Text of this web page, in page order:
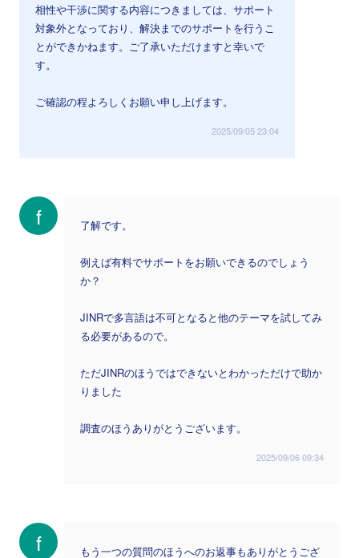
相性や干渉に関する内容につきましては、サポート
対象外となっており、解決までのサポートを行うこ
とができかねます。ご了承いただけますと幸いで
す。
ご確認の程よろしくお願い申し上げます。
2025/09/05 23:04
f 了解です。
例えば有料でサポートをお願いできるのでしょう
か？
JINRで多言語は不可となると他のテーマを試してみ
る必要があるので。
ただJINRのほうではできないとわかっただけで助か
りました
調査のほうありがとうございます。
2025/09/06 09:34
f もう一つの質問のほうへのお返事もありがとうござ